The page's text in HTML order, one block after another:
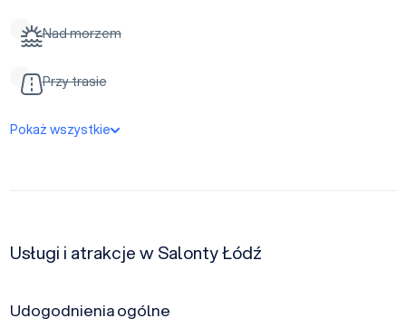
Nad morzem
Przy trasie
Pokaż wszystkie
Usługi i atrakcje w Salonty Łódź
Udogodnienia ogólne